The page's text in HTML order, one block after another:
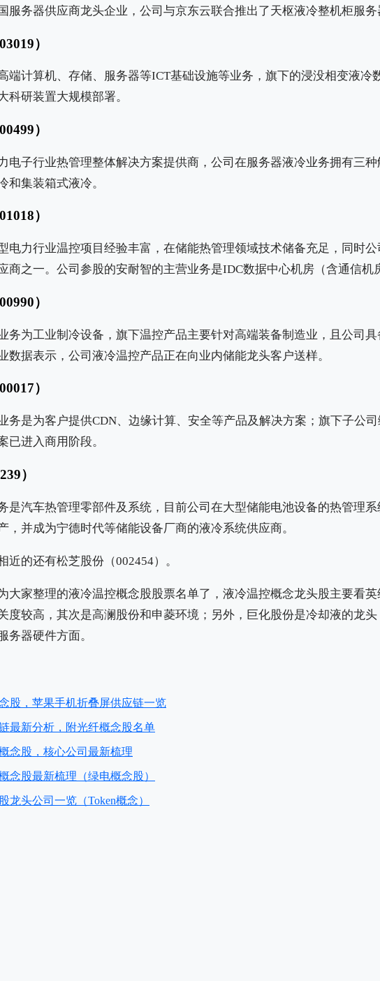
服务器供应商龙头企业，公司与京东云联合推出了天枢液冷整机柜服务
）
端计算机、存储、服务器等ICT基础设施等业务，旗下的浸没相变液冷
科研装置大规模部署。
）
电子行业热管理整体解决方案提供商，公司在服务器液冷业务拥有三
和集装箱式液冷。
）
电力行业温控项目经验丰富，在储能热管理领域技术储备充足，同时
商之一。公司参股的安耐智的主营业务是IDC数据中心机房（含通信机
）
务为工业制冷设备，旗下温控产品主要针对高端装备制造业，且公司
数据表示，公司液冷温控产品正在向业内储能龙头客户送样。
）
务是为客户提供CDN、边缘计算、安全等产品及解决方案；旗下子公
已进入商用阶段。
）
是汽车热管理零部件及系统，目前公司在大型储能电池设备的热管理
，并成为宁德时代等储能设备厂商的液冷系统供应商。
近的还有松芝股份（002454）。
大家整理的液冷温控概念股股票名单了，液冷温控概念龙头股主要看
度较高，其次是高澜股份和申菱环境；另外，巨化股份是冷却液的龙
务器硬件方面。
股，苹果手机折叠屏供应链一览
最新分析，附光纤概念股名单
念股，核心公司最新梳理
念股最新梳理（绿电概念股）
龙头公司一览（Token概念）